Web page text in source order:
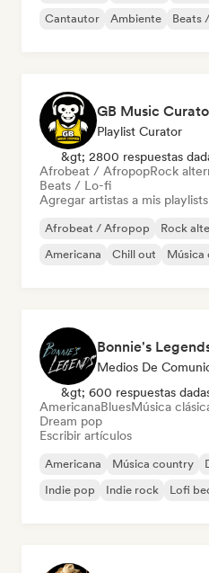
Cantautor
Ambiente Beats
GB Music
Playlist Curator
&gt; 2800 respuestas
Afrobeat / AfropopRock
Beats / Lo-fi
Agregar artistas a mis
Afrobeat / Afropop Rock
Americana
Chill out Música
Bonnie's
Medios De
&gt; 600 respuestas
AmericanaBluesMúsica
Dream pop
Escribir artículos
Americana Música country
Indie pop
Indie rock Lofi